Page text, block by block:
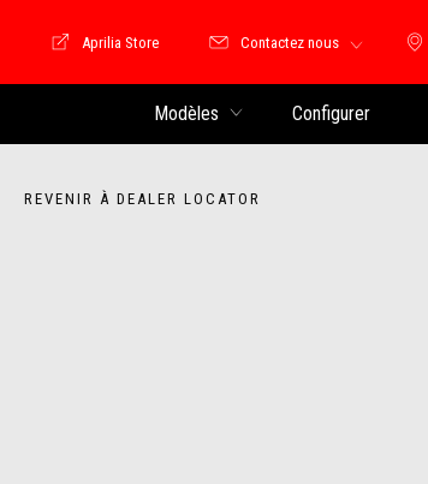
Store Motoguzzi
Aprilia Store Contactez nous
Modèles Configurer
REVENIR À DEALER LOCATOR